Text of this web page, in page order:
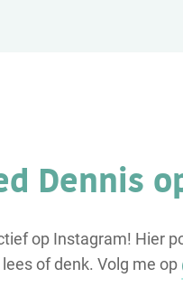
Dennis
op Instagram! Hier
of denk. Volg me op